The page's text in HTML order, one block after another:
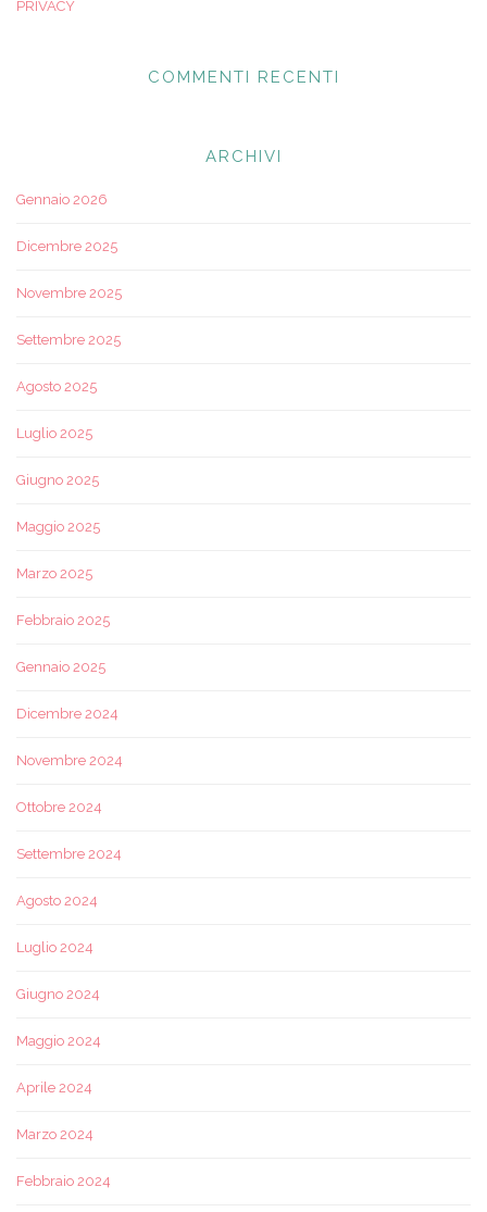
PRIVACY
COMMENTI RECENTI
ARCHIVI
Gennaio 2026
Dicembre 2025
Novembre 2025
Settembre 2025
Agosto 2025
Luglio 2025
Giugno 2025
Maggio 2025
Marzo 2025
Febbraio 2025
Gennaio 2025
Dicembre 2024
Novembre 2024
Ottobre 2024
Settembre 2024
Agosto 2024
Luglio 2024
Giugno 2024
Maggio 2024
Aprile 2024
Marzo 2024
Febbraio 2024